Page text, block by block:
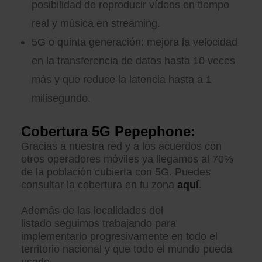
posibilidad de reproducir vídeos en tiempo
real y música en streaming.
5G o quinta generación: mejora la velocidad
en la transferencia de datos hasta 10 veces
más y que reduce la latencia hasta a 1
milisegundo.
Cobertura 5G Pepephone:
Gracias a nuestra red y a los acuerdos con
otros operadores móviles ya llegamos al 70%
de la población cubierta con 5G. Puedes
consultar la cobertura en tu zona aquí.
Además de las localidades del
listado seguimos trabajando para
implementarlo progresivamente en todo el
territorio nacional y que todo el mundo pueda